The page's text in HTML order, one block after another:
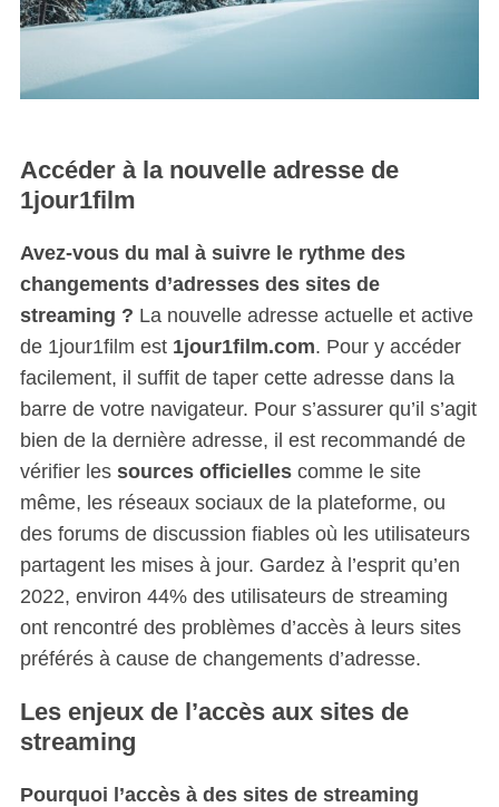
Accéder à la nouvelle adresse de
1jour1film
Avez-vous du mal à suivre le rythme des
changements d’adresses des sites de
streaming ? La nouvelle adresse actuelle et active
de 1jour1film est 1jour1film.com. Pour y accéder
facilement, il suffit de taper cette adresse dans la
barre de votre navigateur. Pour s’assurer qu’il s’agit
bien de la dernière adresse, il est recommandé de
vérifier les sources officiellescomme le site
même, les réseaux sociaux de la plateforme, ou
des forums de discussion fiables où les utilisateurs
partagent les mises à jour. Gardez à l’esprit qu’en
2022, environ 44% des utilisateurs de streaming
ont rencontré des problèmes d’accès à leurs sites
préférés à cause de changements d’adresse.
Les enjeux de l’accès aux sites de
streaming
Pourquoi l’accès à des sites de streaming